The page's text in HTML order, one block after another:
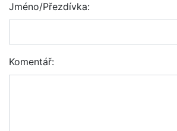
Jméno/Přezdívka:
Komentář: